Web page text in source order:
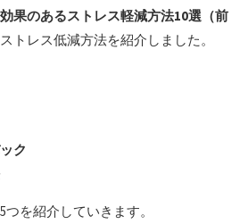
果のあるストレス軽減方法10選（前
トレス低減方法を紹介しました。
ク
を紹介していきます。